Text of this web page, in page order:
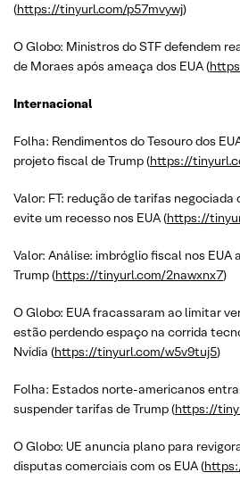
(https://tinyurl.com/p57mvywj)
O Globo: Ministros do STF defendem
de Moraes após ameaça dos EUA (
Internacional
Folha: Rendimentos do Tesouro dos
projeto fiscal de Trump (https://
Valor: FT: redução de tarifas
evite um recesso nos EUA (https://
Valor: Análise: imbróglio fiscal nos EUA
Trump (https://tinyurl.com/2nawxnx7)
O Globo: EUA fracassaram ao limitar
estão perdendo espaço na corrida
Nvidia (https://tinyurl.com/w5v9tuj5)
Folha: Estados norte-americanos
suspender tarifas de Trump (https://
O Globo: UE anuncia plano para
disputas comerciais com os EUA (